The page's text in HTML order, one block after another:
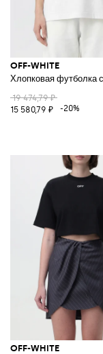
OFF-WHITE
Хлопковая футболка
19 474,79 ₽
15 580,79 ₽
-20%
OFF-WHITE